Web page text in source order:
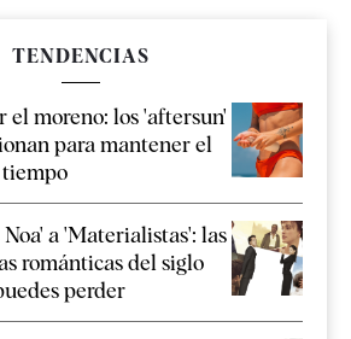
TENDENCIAS
el moreno: los 'aftersun'
para mantener el
tiempo
a 'Materialistas': las
románticas del siglo
perder